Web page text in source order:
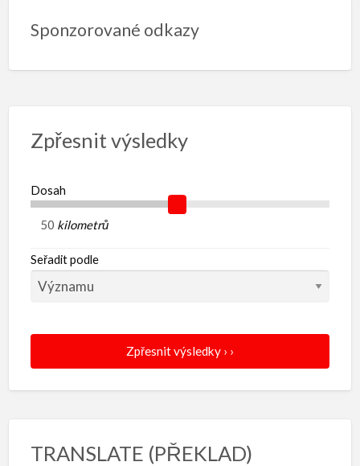
Sponzorované odkazy
Zpřesnit výsledky
Dosah
kilometrů
Seřadit podle
Zpřesnit výsledky › ›
TRANSLATE (PŘEKLAD)